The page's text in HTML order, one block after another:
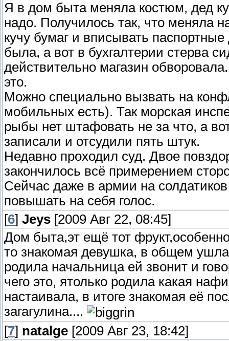
Я в дом быта меняла костюм, дед
надо. Получилось так, что меняла
кучу бумаг и вписывать
была, а вот в бухгалтерии стерва
действительно магазин
это.
Можно специально вызвать на
мобильных есть). Так морская
рыбы нет штафовать не за что, а
записали и отсудили пять штук.
Недавно проходил суд. Двое
закончилось всё примерением
Сейчас даже в армии на
повышать на себя голос.
[6] Jeys [2009 Авг 22, 08:45]
Дом быта,эт ещё тот
то знакомая девушка, в общем ушла
родила начальница ей звонит и
чего это, ятолько родила какая
настаивала, в итоге знакомая её
загагулина....
[7] natalge [2009 Авг 23, 18:42]